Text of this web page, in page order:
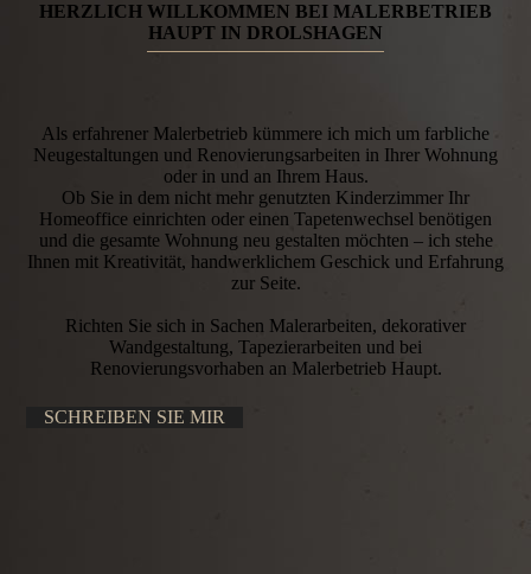
HERZLICH WILL­KOMMEN BEI MALER­BETRIEB
HAUPT IN DROLSHAGEN
Als erfahrener Malerbetrieb kümmere ich mich um farbliche
Neugestaltungen und Renovierungsarbeiten in Ihrer Wohnung
oder in und an Ihrem Haus.
Ob Sie in dem nicht mehr genutzten Kinderzimmer Ihr
Homeoffice einrichten oder einen Tapetenwechsel benötigen
und die gesamte Wohnung neu gestalten möchten – ich stehe
Ihnen mit Kreativität, handwerklichem Geschick und Erfahrung
zur Seite.
Richten Sie sich in Sachen Malerarbeiten, dekorativer
Wandgestaltung, Tapezierarbeiten und bei
Renovierungsvorhaben an Malerbetrieb Haupt.
SCHREIBEN SIE MIR